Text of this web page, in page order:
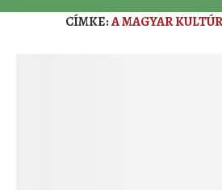
CÍMKE:A MAGYAR